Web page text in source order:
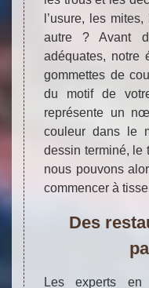
l’usure, les
autre ? Avant
adéquates, notre
gommettes de
du motif de
représente un
couleur dans le
dessin terminé, le
nous pouvons
commencer à
Des
Les experts